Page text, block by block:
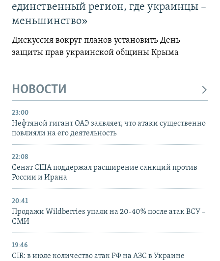
единственный регион, где украинцы –
меньшинство»
Дискуссия вокруг планов установить День
защиты прав украинской общины Крыма
НОВОСТИ
23:00
Нефтяной гигант ОАЭ заявляет, что атаки существенно
повлияли на его деятельность
22:08
Сенат США поддержал расширение санкций против
России и Ирана
20:41
Продажи Wildberries упали на 20-40% после атак ВСУ –
СМИ
19:46
CIR: в июле количество атак РФ на АЗС в Украине